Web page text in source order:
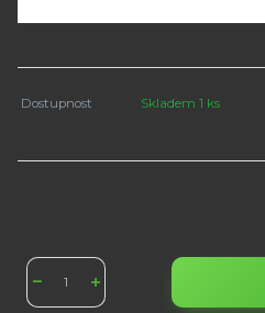
Dostupnost Skladem 1 ks